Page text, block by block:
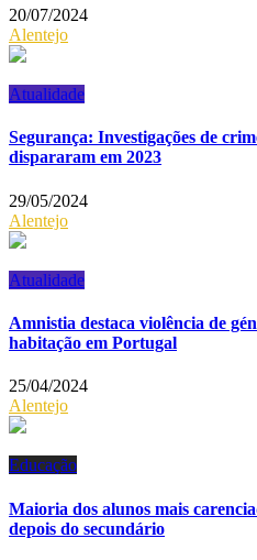
20/07/2024
Alentejo
Atualidade
Segurança: Investigações de
dispararam em 2023
29/05/2024
Alentejo
Atualidade
Amnistia destaca violência de
habitação em Portugal
25/04/2024
Alentejo
Educação
Maioria dos alunos mais
depois do secundário